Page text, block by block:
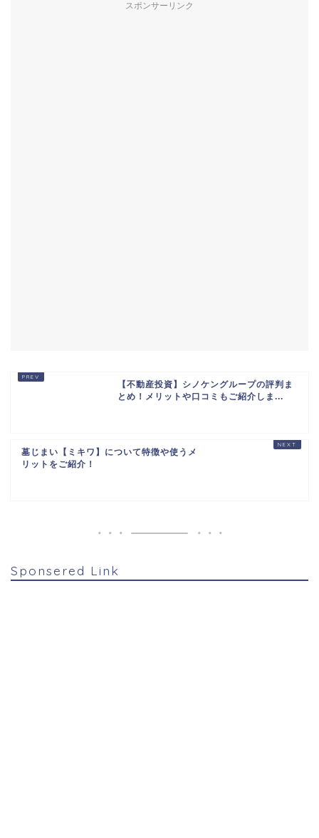
スポンサーリンク
【不動産投資】シノケングループの評判ま
とめ！メリットや口コミもご紹介しま...
墓じまい【ミキワ】について特徴や使うメ
リットをご紹介！
Sponsered Link